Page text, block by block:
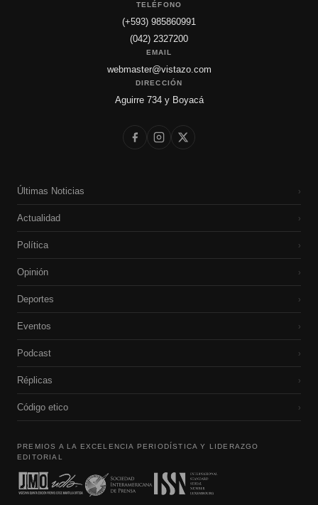
TELÉFONO
(+593) 985860991
(042) 2327200
EMAIL
webmaster@vistazo.com
DIRECCIÓN
Aguirre 734 y Boyacá
Últimas Noticias ›
Actualidad ›
Política ›
Opinión ›
Deportes ›
Eventos ›
Podcast ›
Réplicas ›
Código etico ›
PREMIOS A LA EXCELENCIA PERIODÍSTICA Y LIDERAZGO
EDITORIAL